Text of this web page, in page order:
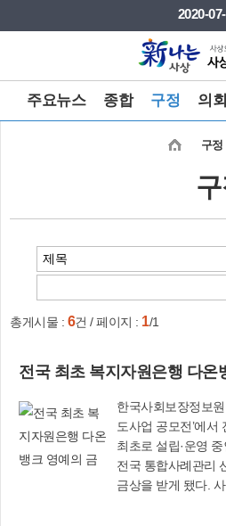
2020-
주요뉴스 종합 구정 의회
구정
총게시물 : 6건 / 페이지 : 1/1
전국 최초 복지자원은행 다온
한국사회보장정보
도사업 공모전’에서 전국 1위
최초로 설립·운영
전국 통합사례관리
금상을 받게 됐다. 사상구는 보건복지부 산하 한국